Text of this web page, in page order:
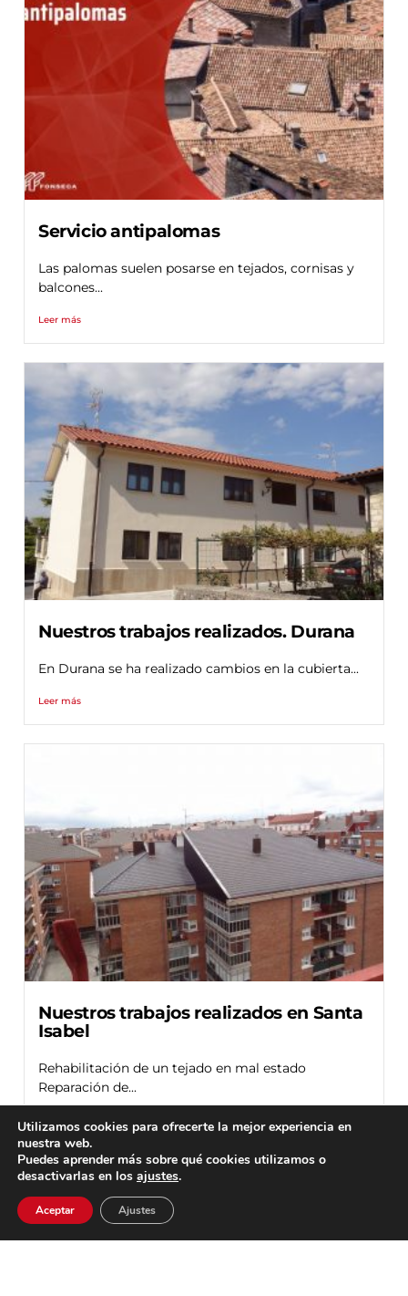
Servicio antipalomas
Las palomas suelen posarse en tejados, cornisas y
balcones...
Leer más
Nuestros trabajos realizados. Durana
En Durana se ha realizado cambios en la cubierta...
Leer más
Nuestros trabajos realizados en Santa
Isabel
Rehabilitación de un tejado en mal estado
Reparación de...
Leer más
fontaneriafonseca@gmail.com
Utilizamos cookies para ofrecerte la mejor experiencia en
nuestra web.
Puedes aprender más sobre qué cookies utilizamos o
desactivarlas en los ajustes.
Aceptar Ajustes